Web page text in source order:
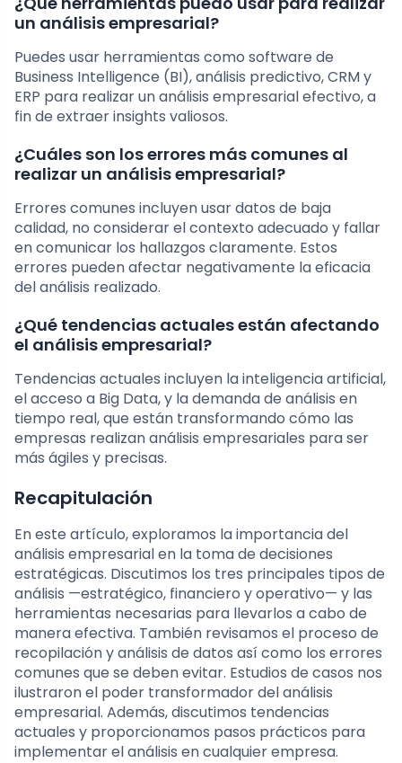
un análisis empresarial?
Puedes usar herramientas como software de
Business Intelligence (BI), análisis predictivo, CRM y
ERP para realizar un análisis empresarial efectivo, a
fin de extraer insights valiosos.
¿Cuáles son los errores más comunes al
realizar un análisis empresarial?
Errores comunes incluyen usar datos de baja
calidad, no considerar el contexto adecuado y fallar
en comunicar los hallazgos claramente. Estos
errores pueden afectar negativamente la eficacia
del análisis realizado.
¿Qué tendencias actuales están afectando
el análisis empresarial?
Tendencias actuales incluyen la inteligencia artificial,
el acceso a Big Data, y la demanda de análisis en
tiempo real, que están transformando cómo las
empresas realizan análisis empresariales para ser
más ágiles y precisas.
Recapitulación
En este artículo, exploramos la importancia del
análisis empresarial en la toma de decisiones
estratégicas. Discutimos los tres principales tipos de
análisis —estratégico, financiero y operativo— y las
herramientas necesarias para llevarlos a cabo de
manera efectiva. También revisamos el proceso de
recopilación y análisis de datos así como los errores
comunes que se deben evitar. Estudios de casos nos
ilustraron el poder transformador del análisis
empresarial. Además, discutimos tendencias
actuales y proporcionamos pasos prácticos para
implementar el análisis en cualquier empresa.